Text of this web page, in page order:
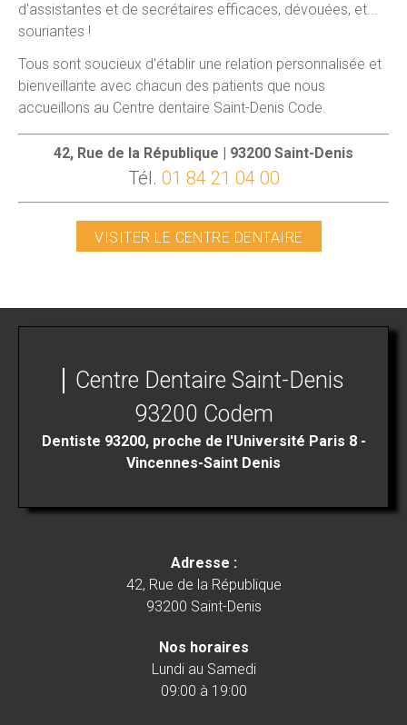
d'assistantes et de secrétaires efficaces, dévouées, et...
souriantes !
Tous sont soucieux d'établir une relation personnalisée et
bienveillante avec chacun des patients que nous
accueillons au Centre dentaire Saint-Denis Code.
42, Rue de la République | 93200 Saint-Denis
Tél. 01 84 21 04 00
VISITER LE CENTRE DENTAIRE
Centre Dentaire Saint-Denis
93200 Codem
Dentiste 93200, proche de l'Université Paris 8 -
Vincennes-Saint Denis
Adresse :
42, Rue de la République
93200 Saint-Denis
Nos horaires
Lundi au Samedi
09:00 à 19:00